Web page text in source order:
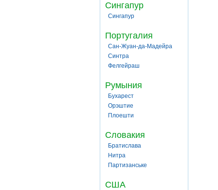
Сингапур
Сингапур
Португалия
Сан-Жуан-да-Мадейра
Синтра
Фелгейраш
Румыния
Бухарест
Орэштие
Плоешти
Словакия
Братислава
Нитра
Партизанське
США